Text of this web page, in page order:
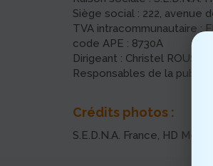
Siège social : 222, avenue
TVA intracommunautaire :
code APE : 8730A
Dirigeant : Christel ROUSSEL
Responsables de la
Crédits photos :
S.E.D.N.A. France, HD